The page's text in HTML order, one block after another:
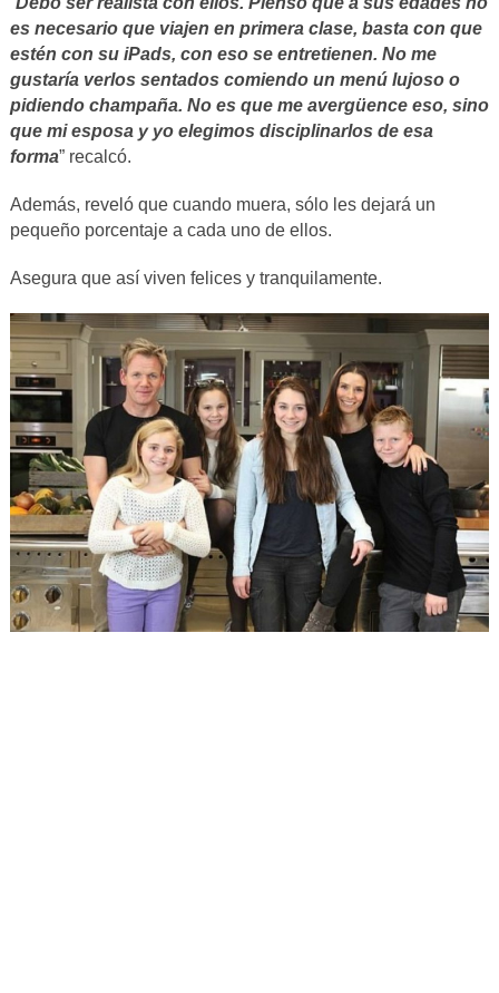
es necesario que viajen en primera clase, basta con que
estén con su iPads, con eso se entretienen. No me
gustaría verlos sentados comiendo un menú lujoso o
pidiendo champaña. No es que me avergüence eso, sino
que mi esposa y yo elegimos disciplinarlos de esa
forma” recalcó.
Además, reveló que cuando muera, sólo les dejará un
pequeño porcentaje a cada uno de ellos.
Asegura que así viven felices y tranquilamente.